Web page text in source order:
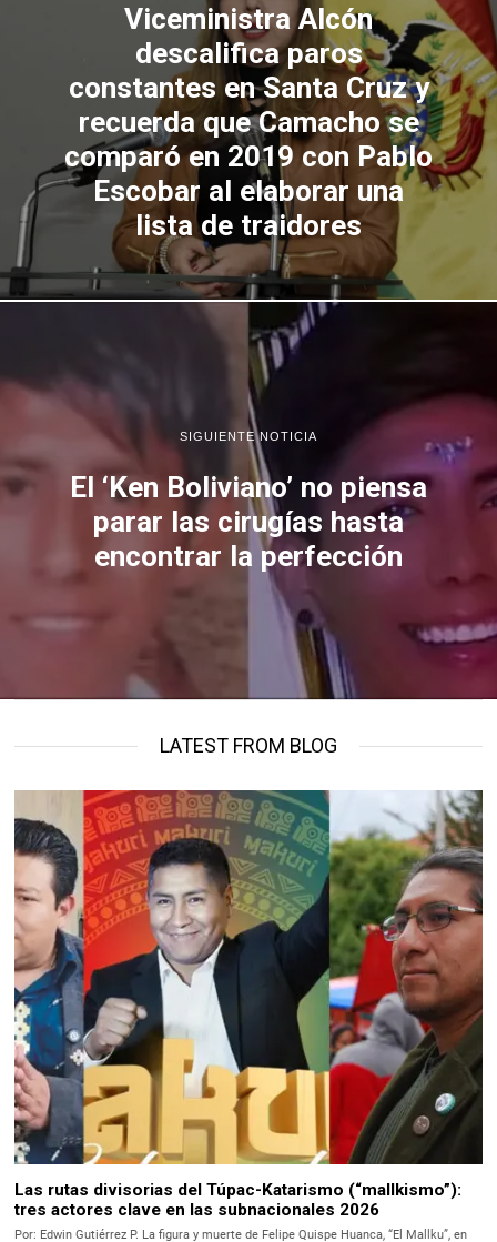
Viceministra Alcón
descalifica paros
constantes en Santa Cruz y
recuerda que Camacho se
comparó en 2019 con Pablo
Escobar al elaborar una
lista de traidores
SIGUIENTE NOTICIA
El ‘Ken Boliviano’ no piensa
parar las cirugías hasta
encontrar la perfección
LATEST FROM BLOG
Las rutas divisorias del Túpac-Katarismo (“mallkismo”):
tres actores clave en las subnacionales 2026
Por: Edwin Gutiérrez P. La figura y muerte de Felipe Quispe Huanca, “El Mallku”, en